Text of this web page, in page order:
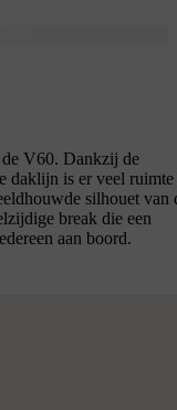
V60. Dankzij de
daklijn is er veel ruimte
silhouet van
break die een
aan boord.